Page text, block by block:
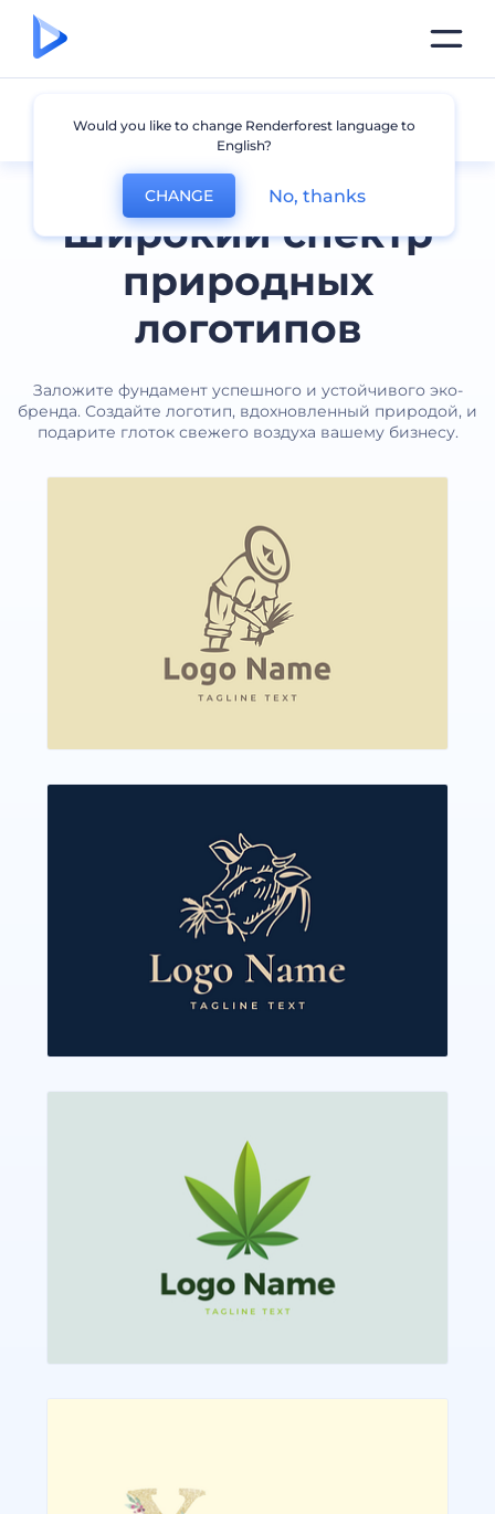
Широкий спектр
природных
логотипов
Заложите фундамент успешного и устойчивого эко-
бренда. Создайте логотип, вдохновленный природой, и
подарите глоток свежего воздуха вашему бизнесу.
Природа
Would you like to change Renderforest language to
English?
CHANGE No, thanks